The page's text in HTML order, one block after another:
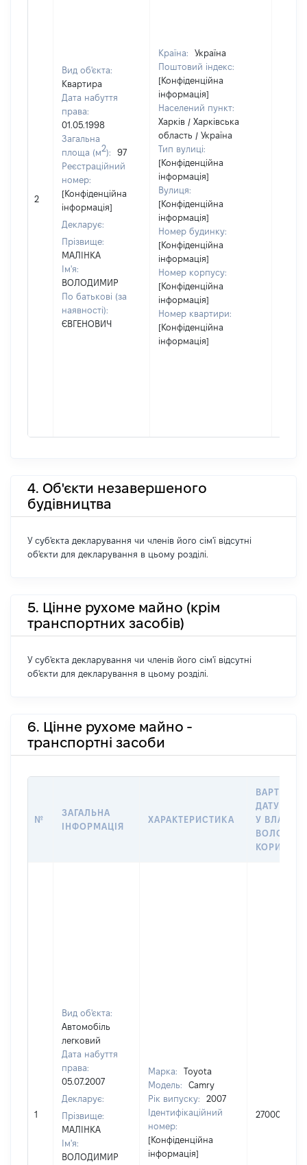
2
Вид об'єкта:
Квартира
Дата набуття
права:
01.05.1998
Загальна
площа (м2):
97
Реєстраційний
номер:
[Конфіденційна
інформація]
Декларує:
Прізвище:
МАЛІНКА
Ім'я:
ВОЛОДИМИР
По батькові (за
наявності):
ЄВГЕНОВИЧ
Країна:
Україна
Поштовий індекс:
[Конфіденційна
інформація]
Населений пункт:
Харків / Харківська
область / Україна
Тип вулиці:
[Конфіденційна
інформація]
Вулиця:
[Конфіденційна
інформація]
Номер будинку:
[Конфіденційна
інформація]
Номер корпусу:
[Конфіденційна
інформація]
Номер квартири:
[Конфіденційна
інформація]
4. Об'єкти незавершеного
будівництва
У суб'єкта декларування чи членів його сім'ї відсутні
об'єкти для декларування в цьому розділі.
5. Цінне рухоме майно (крім
транспортних засобів)
У суб'єкта декларування чи членів його сім'ї відсутні
об'єкти для декларування в цьому розділі.
6. Цінне рухоме майно -
транспортні засоби
№
ЗАГАЛЬНА
ІНФОРМАЦІЯ
ХАРАКТЕРИСТИКА
ВАРТІСТЬ
ДАТУ
У
1
Вид об'єкта:
Автомобіль
легковий
Дата набуття
права:
05.07.2007
Декларує:
Прізвище:
МАЛІНКА
Ім'я:
ВОЛОДИМИР
Марка:
Toyota
Модель:
Camry
Рік випуску:
2007
Ідентифікаційний
номер:
[Конфіденційна
інформація]
270000